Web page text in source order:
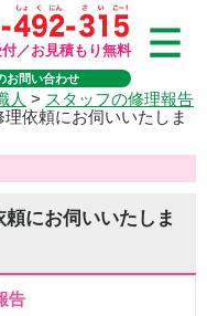
／お見積もり無料
お問い合わせ
人 > スタッフの修理報告
依頼にお伺いいたしま
にお伺いいたしま
告